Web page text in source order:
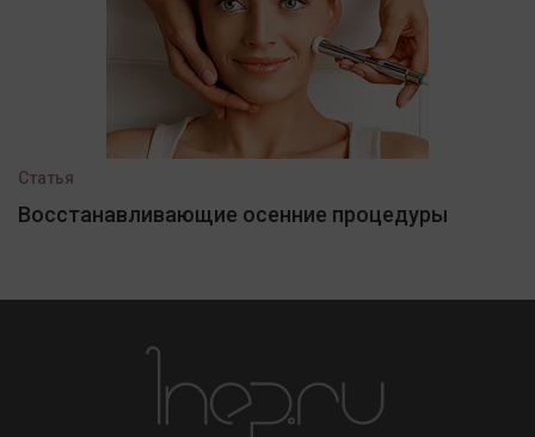
Статья
Восстанавливающие осенние процедуры